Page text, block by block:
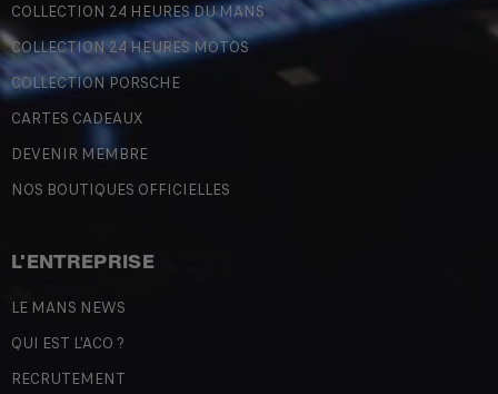
COLLECTION 24 HEURES DU MANS
COLLECTION 24 HEURES MOTOS
COLLECTION PORSCHE
CARTES CADEAUX
DEVENIR MEMBRE
NOS BOUTIQUES OFFICIELLES
L'ENTREPRISE
LE MANS NEWS
QUI EST L'ACO ?
RECRUTEMENT